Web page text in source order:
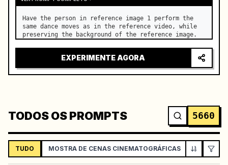
Have the person in reference image 1 perform the
same dance moves as in the reference video, while
preserving the background of the reference image.
EXPERIMENTE AGORA
TODOS OS PROMPTS 5660
TUDO MOSTRA DE CENAS CINEMATOGRÁFICAS VLOG /